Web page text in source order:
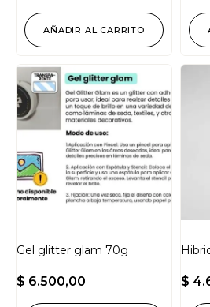
AÑADIR AL CARRITO
Gel glitter glam 70g
$ 6.500,00 $